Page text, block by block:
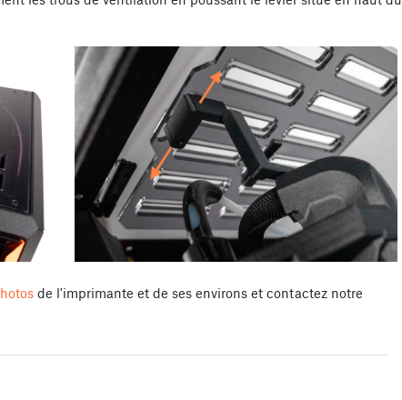
de l'imprimante et de ses environs et contactez notre